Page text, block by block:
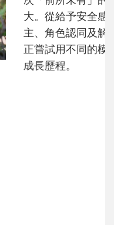
│讀懂父親的
人總是在一次
著孩子一起長
，到獨立自
力養成。爸爸